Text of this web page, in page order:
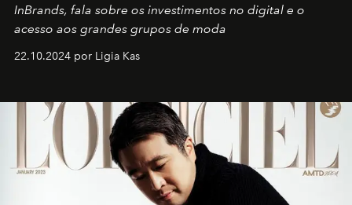
InBrands, fala sobre os investimentos no digital e o
acesso aos grandes grupos de moda
22.10.2024 por Ligia Kas